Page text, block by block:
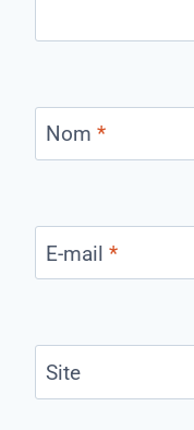
Nom *
E-mail *
Site